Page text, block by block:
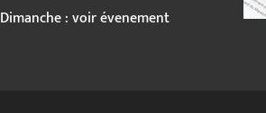
Dimanche : voir évenement